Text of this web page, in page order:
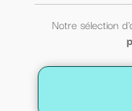
Notre sélection